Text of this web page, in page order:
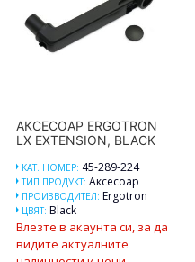
АКСЕСОАР ERGOTRON
LX EXTENSION, BLACK
КАТ. НОМЕР: 45-289-224
ТИП ПРОДУКТ: Аксесоар
ПРОИЗВОДИТЕЛ: Ergotron
ЦВЯТ: Black
Влезте в акаунта си, за да
видите актуалните